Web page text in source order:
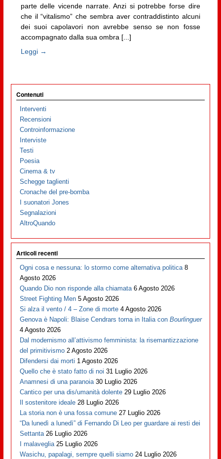
parte delle vicende narrate. Anzi si potrebbe forse dire
che il “vitalismo” che sembra aver contraddistinto alcuni
dei suoi capolavori non avrebbe senso se non fosse
accompagnato dalla sua ombra [...]
Leggi →
Contenuti
Interventi
Recensioni
Controinformazione
Interviste
Testi
Poesia
Cinema & tv
Schegge taglienti
Cronache del pre-bomba
I suonatori Jones
Segnalazioni
AltroQuando
Articoli recenti
Ogni cosa e nessuna: lo stormo come alternativa politica 8
Agosto 2026
Quando Dio non risponde alla chiamata 6 Agosto 2026
Street Fighting Men 5 Agosto 2026
Si alza il vento / 4 – Zone di morte 4 Agosto 2026
Genova è Napoli: Blaise Cendrars torna in Italia conBourlinguer
4 Agosto 2026
Dal modernismo all’attivismo femminista: la risemantizzazione
del primitivismo 2 Agosto 2026
Difendersi dai morti 1 Agosto 2026
Quello che è stato fatto di noi 31 Luglio 2026
Anamnesi di una paranoia 30 Luglio 2026
Cantico per una dis/umanità dolente 29 Luglio 2026
Il sostenitore ideale 28 Luglio 2026
La storia non è una fossa comune 27 Luglio 2026
“Da lunedì a lunedì” di Fernando Di Leo per guardare ai resti dei
Settanta 26 Luglio 2026
I malaveglia 25 Luglio 2026
Wasichu, papalagi, sempre quelli siamo 24 Luglio 2026